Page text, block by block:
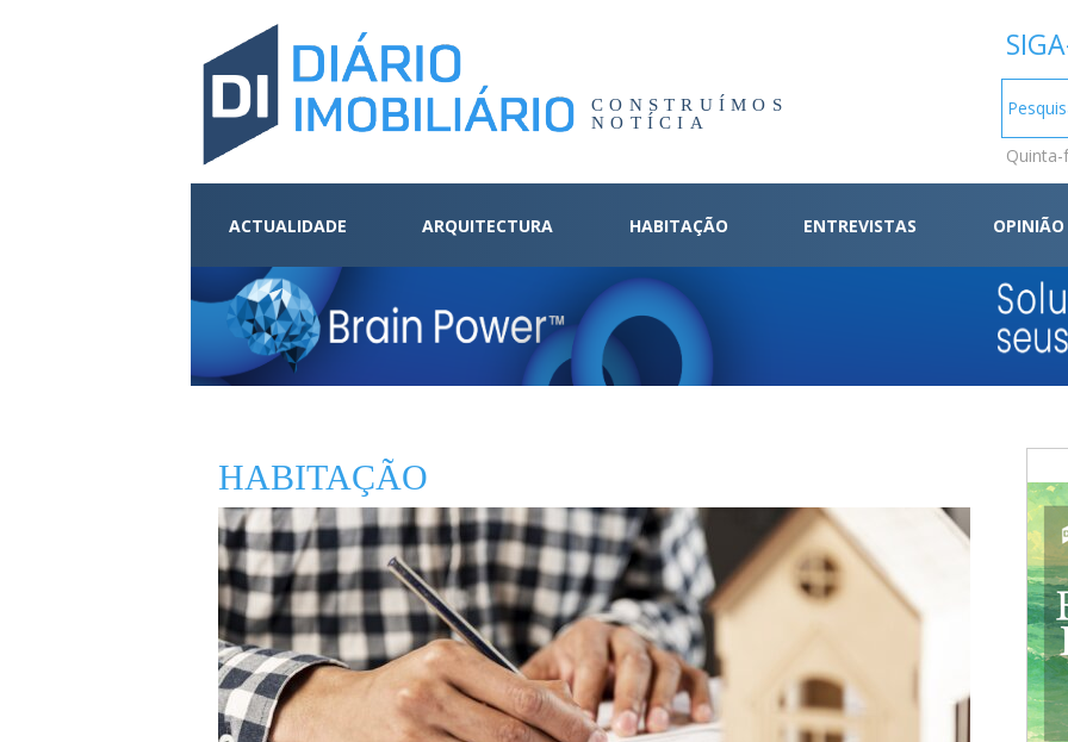
CONSTRUÍMOS
NOTÍCIA
ACTUALIDADE ARQUITECTURA HABITAÇÃO ENTREVISTAS OPINIÃO
HABITAÇÃO